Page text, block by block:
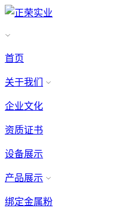
首页
关于我们
企业文化
资质证书
设备展示
产品展示
绑定金属粉